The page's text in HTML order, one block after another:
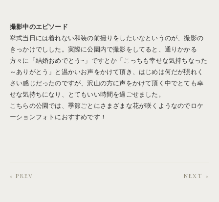
撮影中のエピソード
挙式当日には着れない和装の前撮りをしたいなというのが、撮影の
きっかけでしした。実際に公園内で撮影をしてると、通りかかる
方々に「結婚おめでとう~」ですとか「こっちも幸せな気持ちなった
～ありがとう」と温かいお声をかけて頂き、はじめは何だが照れく
さい感じだったのですが、沢山の方に声をかけて頂く中でとても幸
せな気持ちになり、とてもいい時間を過ごせました。
こちらの公園では、季節ごとにさまざまな花が咲くようなのでロケ
ーションフォトにおすすめです！
< PREV NEXT >